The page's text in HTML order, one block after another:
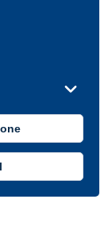
expand_more